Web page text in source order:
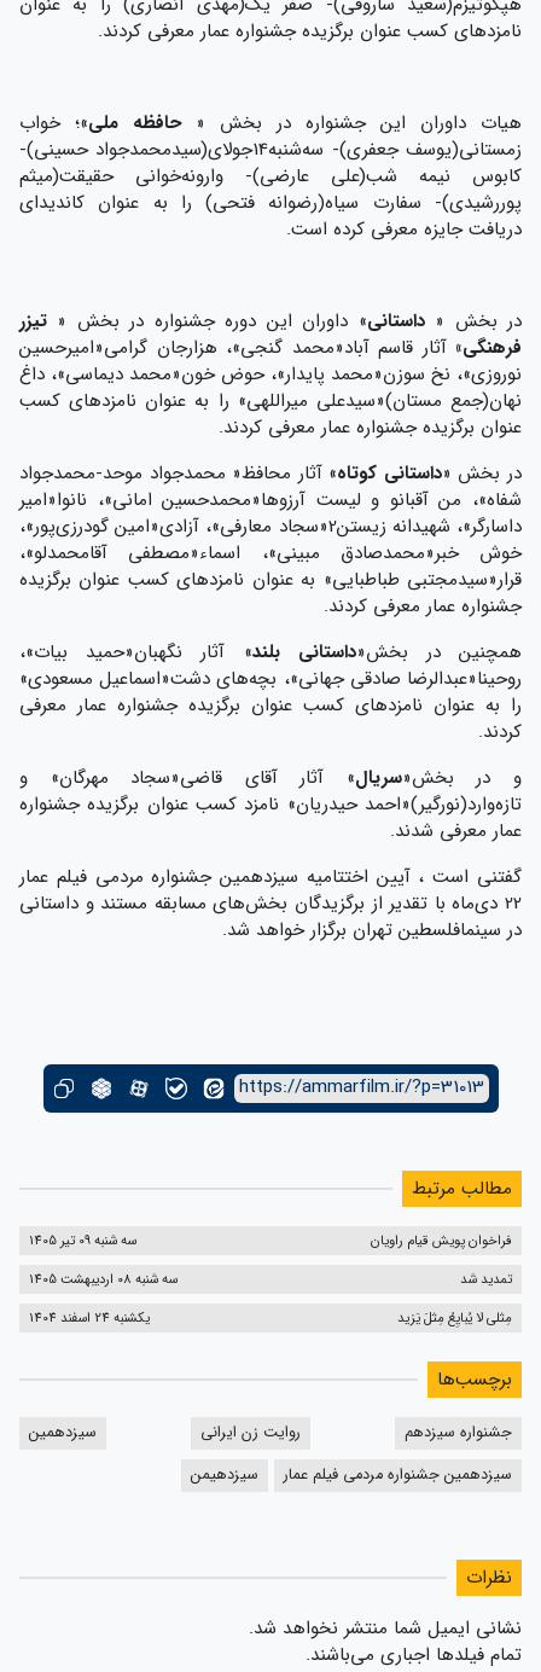
نامزدهای کسب عنوان برگزیده جشنواره عمار معرفی کردند.
هیات داوران این جشنواره در بخش «حافظه ملی»؛ خواب
زمستانی(یوسف جعفری)- سه‌شنبه14جولای(سیدمحمدجواد حسینی)-
کابوس نیمه شب(علی عارضی)- وارونه‌خوانی حقیقت(میثم
پوررشیدی)- سفارت سیاه(رضوانه فتحی) را به عنوان کاندیدای
دریافت جایزه معرفی کرده است.
در بخش «داستانی» داوران این دوره جشنواره در بخش « تیزر
فرهنگی» آثار قاسم آباد«محمد گنجی»، هزارجان گرامی«امیرحسین
نوروزی»، نخ سوزن«محمد پایدار»، حوض خون«محمد دیماسی»، داغ
نهان(جمع مستان)«سیدعلی میراللهی» را به عنوان نامزدهای کسب
عنوان برگزیده جشنواره عمار معرفی کردند.
در بخش «داستانی کوتاه» آثار محافظ« محمدجواد موحد-محمدجواد
شفاه»، من آقبانو و لیست آرزوها«محمدحسین امانی»، نانوا«امیر
داسارگر»، شهیدانه زیستن2«سجاد معارفی»، آزادی«امین گودرزی‌پور»،
خوش خبر«محمدصادق مبینی»، اسماء«مصطفی آقامحمدلو»،
قرار«سیدمجتبی طباطبایی» به عنوان نامزدهای کسب عنوان برگزیده
جشنواره عمار معرفی کردند.
همچنین در بخش«داستانی بلند» آثار نگهبان«حمید بیات»،
روحینا«عبدالرضا صادقی جهانی»، بچه‌های دشت«اسماعیل مسعودی»
را به عنوان نامزدهای کسب عنوان برگزیده جشنواره عمار معرفی
کردند.
و در بخش«سریال» آثار آقای قاضی«سجاد مهرگان» و
تازه‌وارد(نورگیر)«احمد حیدریان» نامزد کسب عنوان برگزیده جشنواره
عمار معرفی شدند.
گفتنی است ، آیین اختتامیه سیزدهمین جشنواره مردمی فیلم عمار
22 دی‌ماه با تقدیر از برگزیدگان بخش‌های مسابقه مستند و داستانی
در سینمافلسطین تهران برگزار خواهد شد.
https://ammarfilm.ir/?p=31013
مطالب مرتبط
فراخوان پویش قیام راویان
سه شنبه 09 تیر 1405
تمدید شد
سه شنبه 08 اردیبهشت 1405
مِثلی لا یُبایِعُ مِثلَ یَزید
یکشنبه 24 اسفند 1404
برچسب‌ها
جشنواره سیزدهم روایت زن ایرانی
سیزدهمین
سیزدهمین جشنواره مردمی فیلم عمار
سیزدهیمن
نظرات
نشانی ایمیل شما منتشر نخواهد شد.
تمام فیلدها اجباری می‌باشند.